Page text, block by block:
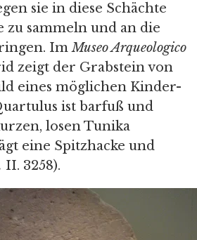
sie in diese Schächte
zu sammeln und an die
ImMuseo Arqueologico
zeigt der Grabstein von
eines möglichen Kinder-
ist barfuß und
losen Tunika
eine Spitzhacke und
II. 3258).